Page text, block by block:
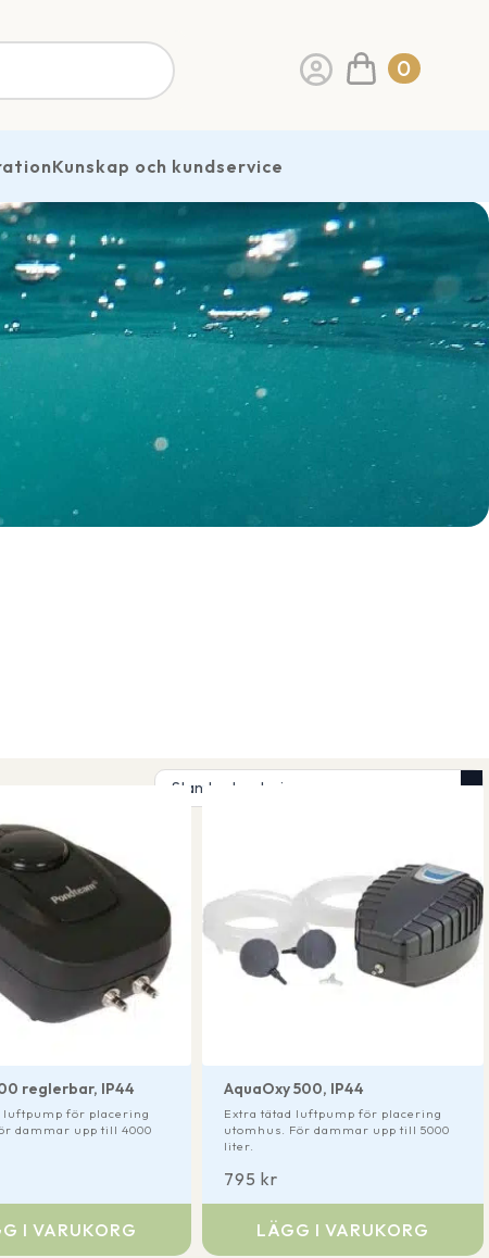
0
Kunskap och kundservice
reglerbar, IP44
luftpump för placering
dammar upp till 4000
I VARUKORG
AquaOxy 500, IP44
795kr
Extra tätad luftpump för placering
utomhus. För dammar upp till 5000
liter.
LÄGG I VARUKORG